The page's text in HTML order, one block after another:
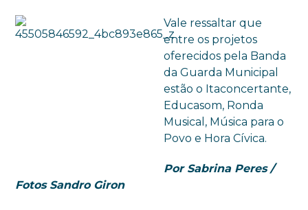
Vale ressaltar que
entre os projetos
oferecidos pela Banda
da Guarda Municipal
estão o Itaconcertante,
Educasom, Ronda
Musical, Música para o
Povo e Hora Cívica.
Por Sabrina Peres /
Fotos Sandro Giron